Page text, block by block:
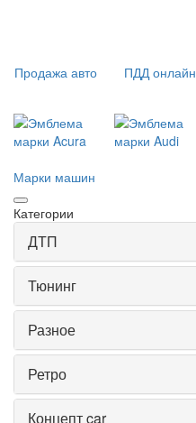
Продажа авто ПДД онлайн
Марки машин
Категории
ДТП
Тюнинг
Разное
Ретро
Концепт car